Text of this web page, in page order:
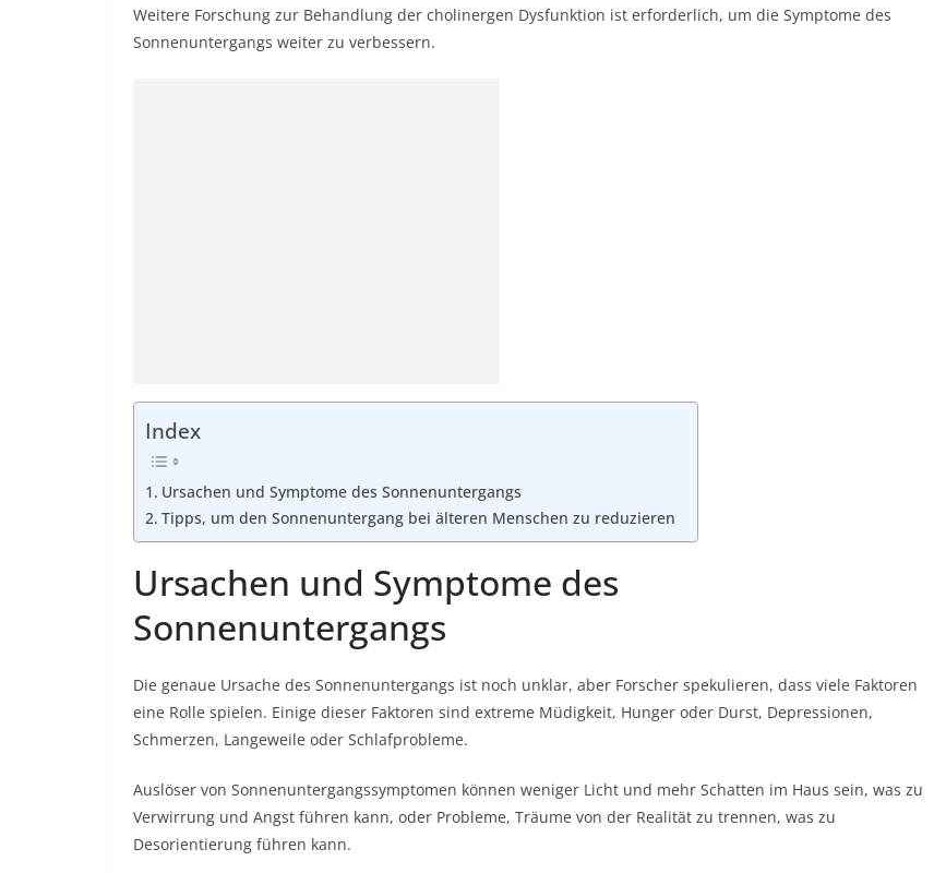
Weitere Forschung zur Behandlung der cholinergen Dysfunktion ist erforderlich, um die Symptome des
Sonnenuntergangs weiter zu verbessern.
Index
Ursachen und Symptome des Sonnenuntergangs
Tipps, um den Sonnenuntergang bei älteren Menschen zu reduzieren
Ursachen und Symptome des
Sonnenuntergangs
Die genaue Ursache des Sonnenuntergangs ist noch unklar, aber Forscher spekulieren, dass viele Faktoren
eine Rolle spielen. Einige dieser Faktoren sind extreme Müdigkeit, Hunger oder Durst, Depressionen,
Schmerzen, Langeweile oder Schlafprobleme.
Auslöser von Sonnenuntergangssymptomen können weniger Licht und mehr Schatten im Haus sein, was zu
Verwirrung und Angst führen kann, oder Probleme, Träume von der Realität zu trennen, was zu
Desorientierung führen kann.